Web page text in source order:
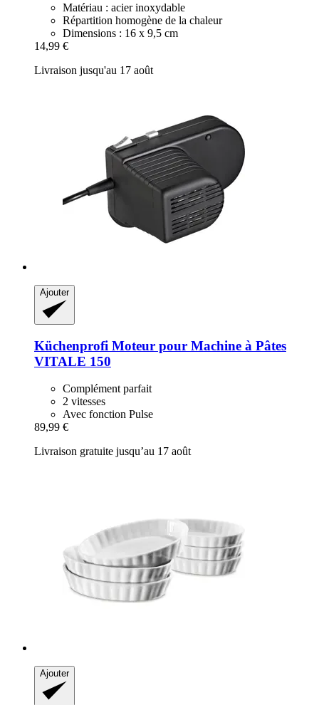
Matériau : acier inoxydable
Répartition homogène de la chaleur
Dimensions : 16 x 9,5 cm
14,99 €
Livraison jusqu'au 17 août
Ajouter
Küchenprofi Moteur pour Machine à Pâtes
VITALE 150
Complément parfait
2 vitesses
Avec fonction Pulse
89,99 €
Livraison gratuite jusqu’au 17 août
Ajouter